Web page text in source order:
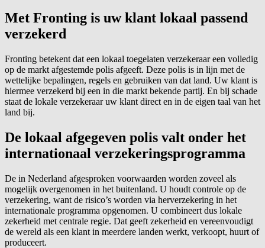
Met Fronting is uw klant lokaal passend
verzekerd
Fronting betekent dat een lokaal toegelaten verzekeraar een volledig
op de markt afgestemde polis afgeeft. Deze polis is in lijn met de
wettelijke bepalingen, regels en gebruiken van dat land. Uw klant is
hiermee verzekerd bij een in die markt bekende partij. En bij schade
staat de lokale verzekeraar uw klant direct en in de eigen taal van het
land bij.
De lokaal afgegeven polis valt onder het
internationaal verzekeringsprogramma
De in Nederland afgesproken voorwaarden worden zoveel als
mogelijk overgenomen in het buitenland. U houdt controle op de
verzekering, want de risico’s worden via herverzekering in het
internationale programma opgenomen. U combineert dus lokale
zekerheid met centrale regie. Dat geeft zekerheid en vereenvoudigt
de wereld als een klant in meerdere landen werkt, verkoopt, huurt of
produceert.